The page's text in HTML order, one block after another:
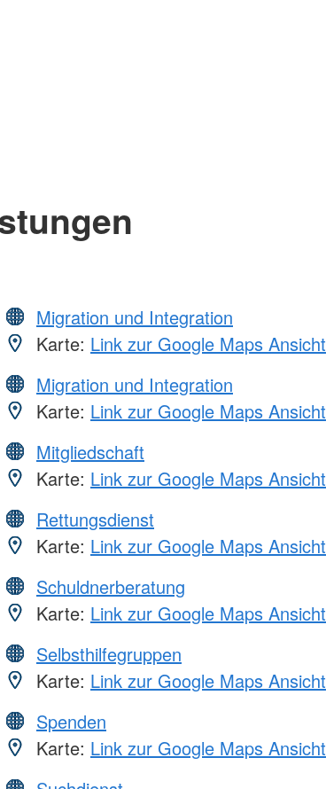
Migration und Integration
Karte: Link zur Google Maps Ansicht
Migration und Integration
Karte: Link zur Google Maps Ansicht
Mitgliedschaft
Karte: Link zur Google Maps Ansicht
Rettungsdienst
Karte: Link zur Google Maps Ansicht
Schuldnerberatung
Karte: Link zur Google Maps Ansicht
Selbsthilfegruppen
Karte: Link zur Google Maps Ansicht
Spenden
Karte: Link zur Google Maps Ansicht